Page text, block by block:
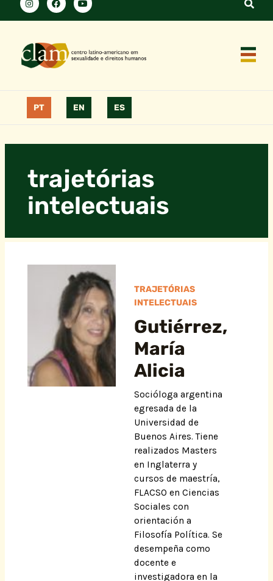
PT EN ES
trajetórias
intelectuais
TRAJETÓRIAS
INTELECTUAIS
Gutiérrez,
María
Alicia
Socióloga argentina
egresada de la
Universidad de
Buenos Aires. Tiene
realizados Masters
en Inglaterra y
cursos de maestría,
FLACSO en Ciencias
Sociales con
orientación a
Filosofía Política. Se
desempeña como
docente e
investigadora en la